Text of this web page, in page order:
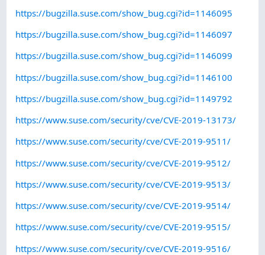
https://bugzilla.suse.com/show_bug.cgi?id=1146095
https://bugzilla.suse.com/show_bug.cgi?id=1146097
https://bugzilla.suse.com/show_bug.cgi?id=1146099
https://bugzilla.suse.com/show_bug.cgi?id=1146100
https://bugzilla.suse.com/show_bug.cgi?id=1149792
https://www.suse.com/security/cve/CVE-2019-13173/
https://www.suse.com/security/cve/CVE-2019-9511/
https://www.suse.com/security/cve/CVE-2019-9512/
https://www.suse.com/security/cve/CVE-2019-9513/
https://www.suse.com/security/cve/CVE-2019-9514/
https://www.suse.com/security/cve/CVE-2019-9515/
https://www.suse.com/security/cve/CVE-2019-9516/